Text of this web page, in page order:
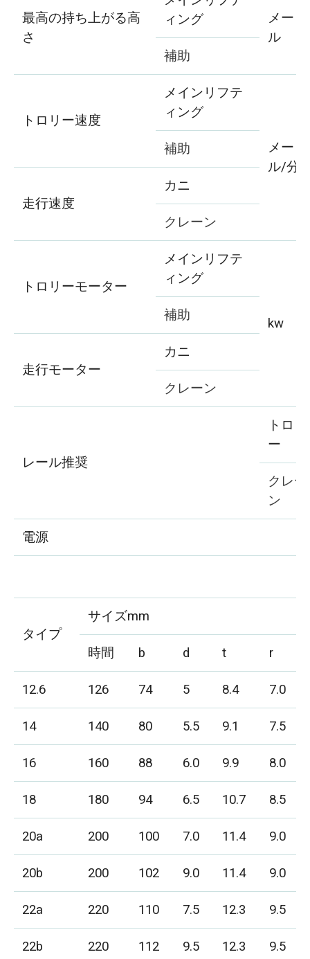
最高の持ち上がる高
さ
ィング
メート
ル
補助
トロリー速度
メインリフテ
ィング
メート
ル/分
補助
走行速度
カニ
クレーン
トロリーモーター
メインリフテ
ィング
kw
補助
走行モーター
カニ
クレーン
レール推奨
トロリ
ー
クレー
ン
電源
タイプ
サイズmm
時間
b d t
r
12.6
126 74 5 8.4
7.0
14
140 80 5.5 9.1
7.5
16
160 88 6.0 9.9
8.0
18
180 94 6.5 10.7
8.5
20a
200 100 7.0 11.4
9.0
20b
200 102 9.0 11.4
9.0
22a
220 110 7.5 12.3
9.5
22b
220 112 9.5 12.3
9.5